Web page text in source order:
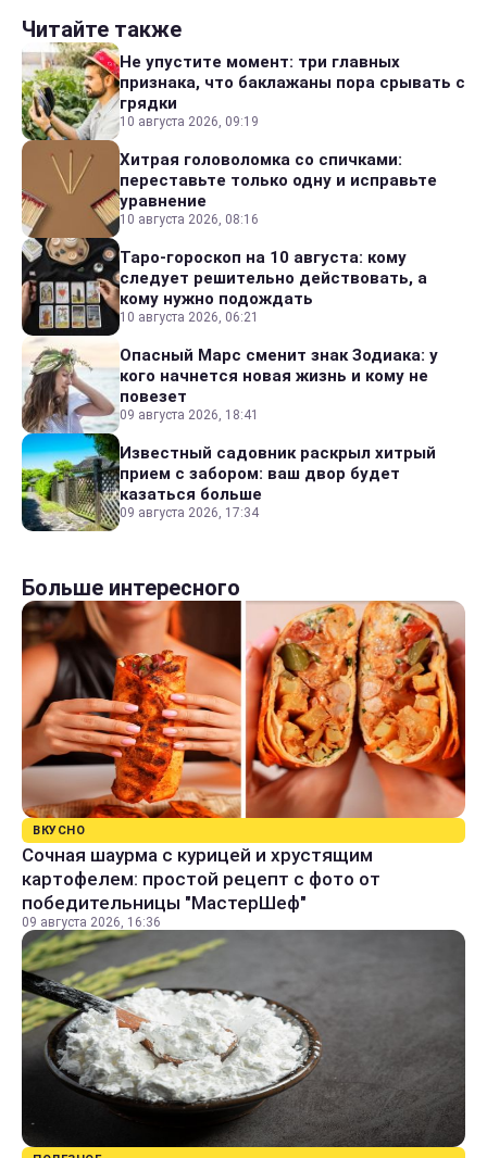
Читайте также
Не упустите момент: три главных
признака, что баклажаны пора срывать с
грядки
10 августа 2026, 09:19
Хитрая головоломка со спичками:
переставьте только одну и исправьте
уравнение
10 августа 2026, 08:16
Таро-гороскоп на 10 августа: кому
следует решительно действовать, а
кому нужно подождать
10 августа 2026, 06:21
Опасный Марс сменит знак Зодиака: у
кого начнется новая жизнь и кому не
повезет
09 августа 2026, 18:41
Известный садовник раскрыл хитрый
прием с забором: ваш двор будет
казаться больше
09 августа 2026, 17:34
Больше интересного
ВКУСНО
Сочная шаурма с курицей и хрустящим
картофелем: простой рецепт с фото от
победительницы "МастерШеф"
09 августа 2026, 16:36